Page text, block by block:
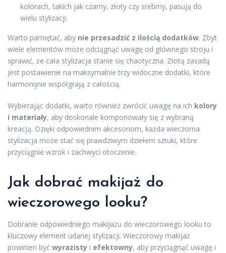
kolorach, takich jak czarny, złoty czy srebrny, pasują do
wielu stylizacji.
Warto pamiętać, aby nie przesadzić z ilością dodatków. Zbyt
wiele elementów może odciągnąć uwagę od głównego stroju i
sprawić, że cała stylizacja stanie się chaotyczna. Złotą zasadą
jest postawienie na maksymalnie trzy widoczne dodatki, które
harmonijnie współgrają z całością.
Wybierając dodatki, warto również zwrócić uwagę na ich kolory
i materiały, aby doskonale komponowały się z wybraną
kreacją. Dzięki odpowiednim akcesoriom, każda wieczorna
stylizacja może stać się prawdziwym dziełem sztuki, które
przyciągnie wzrok i zachwyci otoczenie.
Jak dobrać makijaż do
wieczorowego looku?
Dobranie odpowiedniego makijażu do wieczorowego looku to
kluczowy element udanej stylizacji. Wieczorowy makijaż
powinien być wyrazisty i efektowny, aby przyciągnąć uwagę i